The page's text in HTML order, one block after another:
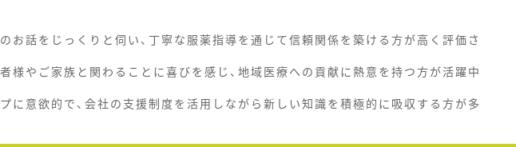
お話をじっくりと伺い、丁寧な服薬指導を通じて信頼関係を築ける方が高く評価さ
様やご家族と関わることに喜びを感じ、地域医療への貢献に熱意を持つ方が活躍中
に意欲的で、会社の支援制度を活用しながら新しい知識を積極的に吸収する方が多